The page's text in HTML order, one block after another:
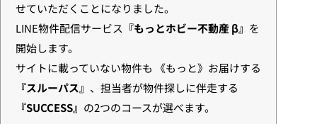
せていただくことになりました。
LINE物件配信サービス 『もっとホビー不動産 β』 を
開始します。
サイトに載っていない物件も 《もっと》お届けする
『スルーパス』 、担当者が物件探しに伴走する
『SUCCESS』 の2つのコースが選べます。